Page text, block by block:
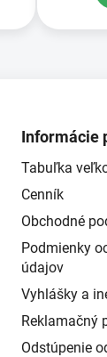
Informácie
Tabuľka
Cenník
Obchodné
Podmienky
údajov
Vyhlášky a
Reklamačný
Odstúpenie